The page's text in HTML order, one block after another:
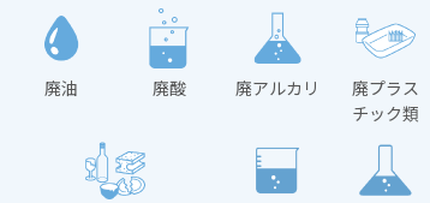
廃油 廃酸 廃アルカリ
廃プラス
チック類